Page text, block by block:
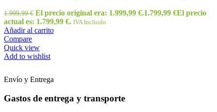
1.999,99€ El precio original era: 1.999,99 €.1.799,99 €El precio
actual es: 1.799,99 €. IVA Incluido
Añadir al carrito
Compare
Quick view
Add to wishlist
Envío y Entrega
Gastos de entrega y transporte